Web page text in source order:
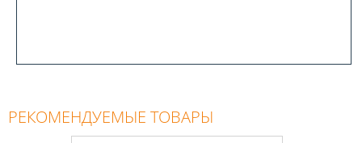
РЕКОМЕНДУЕМЫЕ ТОВАРЫ